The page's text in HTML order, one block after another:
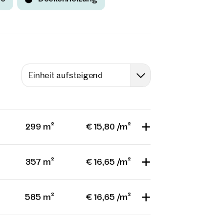
Einheit aufsteigend
299 m² € 15,80 /m²
357 m² € 16,65 /m²
585 m² € 16,65 /m²